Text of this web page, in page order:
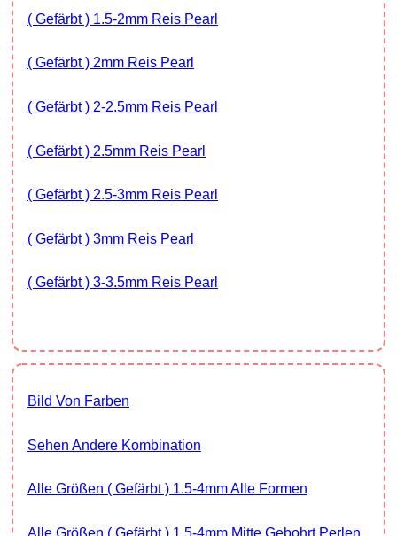
( Gefärbt ) 1.5-2mm Reis Pearl
( Gefärbt ) 2mm Reis Pearl
( Gefärbt ) 2-2.5mm Reis Pearl
( Gefärbt ) 2.5mm Reis Pearl
( Gefärbt ) 2.5-3mm Reis Pearl
( Gefärbt ) 3mm Reis Pearl
( Gefärbt ) 3-3.5mm Reis Pearl
Bild Von Farben
Sehen Andere Kombination
Alle Größen ( Gefärbt ) 1.5-4mm Alle Formen
Alle Größen ( Gefärbt ) 1.5-4mm Mitte Gebohrt Perlen